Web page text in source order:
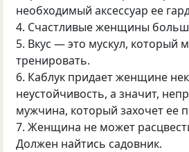
необходимый аксессуар ее
4. Счастливые женщины
5. Вкус — это мускул, который
тренировать.
6. Каблук придает женщине
неустойчивость, а значит,
мужчина, который захочет ее
7. Женщина не может
Должен найтись садовник.